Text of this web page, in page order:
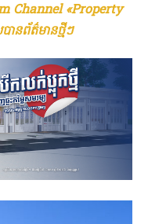
Channel «Property
នព័ត៌មានថ្មីៗ